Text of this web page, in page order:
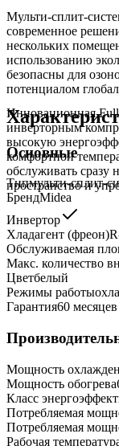
Мульти-сплит-
современное
нескольких
использованию
безопасны для
потенциалом
Инновационная
инверторным
высокую
комфортной
обслуживать сразу
пространство и
Основные
Типмульти-сплит-
БрендMidea
Инвертор
Хладагент (фреон)
Обслуживаемая
Макс. количество
Цветбелый
Режимы работы
Гарантия60 месяцев
Мощность
Мощность обогрева
Класс
Потребляемая
Потребляемая
Рабочая